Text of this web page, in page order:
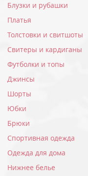
Блузки и рубашки
Платья
Толстовки и свитшоты
Свитеры и кардиганы
Футболки и топы
Джинсы
Шорты
Юбки
Брюки
Спортивная одежда
Одежда для дома
Нижнее белье